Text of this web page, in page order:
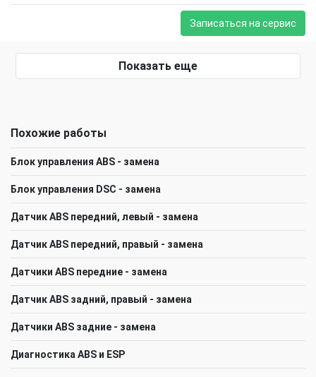
Записаться на сервис
Показать еще
Похожие работы
Блок управления ABS - замена
Блок управления DSC - замена
Датчик ABS передний, левый - замена
Датчик ABS передний, правый - замена
Датчики ABS передние - замена
Датчик ABS задний, правый - замена
Датчики ABS задние - замена
Диагностика ABS и ESP